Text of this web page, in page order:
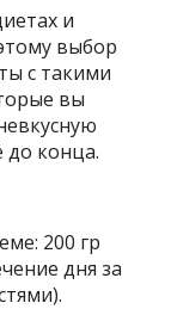
и
выбор
с такими
вы
до конца.
200 гр
дня за